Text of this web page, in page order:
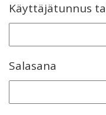
Käyttäjätunnus
Salasana